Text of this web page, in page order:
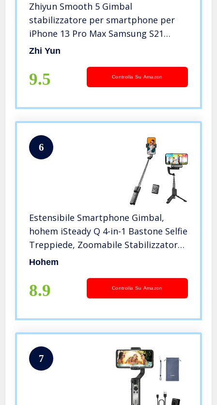
Zhiyun Smooth 5 Gimbal
stabilizzatore per smartphone per
iPhone 13 Pro Max Samsung S21
S20+,con controllo dei gesti di
Stabilizzatore pieghevole per
telefono cellulare
Zhi Yun
9.5 Controlla Su Amazon
6
Estensibile Smartphone Gimbal,
hohem iSteady Q 4-in-1 Bastone Selfie
Treppiede, Zoomabile Stabilizzatore,
Telecomando Bluetooth Staccabile,
iPhone 14/iOS/Android
Hohem
8.9 Controlla Su Amazon
7